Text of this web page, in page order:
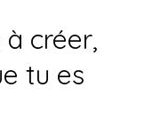
à créer,
tu es